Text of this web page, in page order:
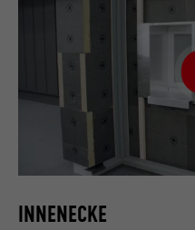
INNENECKE